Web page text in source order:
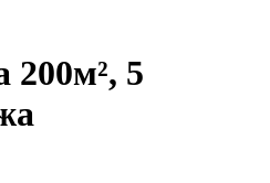
200м², 5